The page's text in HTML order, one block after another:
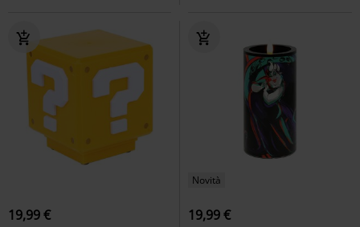
19,99 €
Novità
19,99 €